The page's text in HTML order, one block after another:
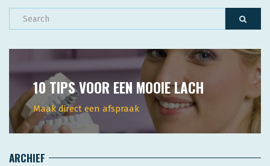
10 TIPS VOOR EEN MOOIE LACH
Maak direct een afspraak
ARCHIEF